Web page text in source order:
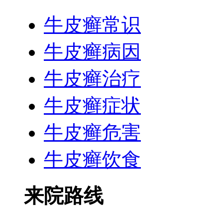
牛皮癣常识
牛皮癣病因
牛皮癣治疗
牛皮癣症状
牛皮癣危害
牛皮癣饮食
来院路线